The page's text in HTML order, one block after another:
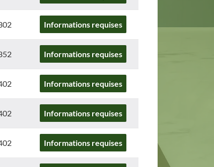
Informations requises
Informations requises
Informations requises
Informations requises
Informations requises